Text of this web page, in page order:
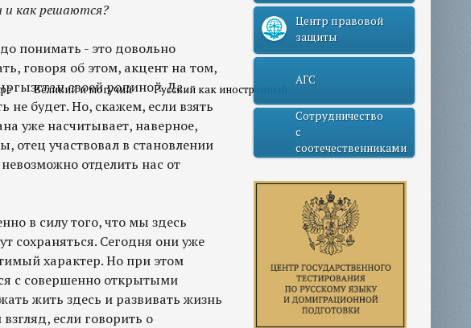
Великий и могучий Русский как иностранный
и как решаются?
понимать - это довольно
говоря об этом, акцент на том,
своей родиной. Да,
не будет. Но, скажем, если взять
уже насчитывает, наверное,
отец участвовал в становлении
отделить нас от
в силу того, что мы здесь
сохраняться. Сегодня они уже
характер. Но при этом
с совершенно открытыми
жить здесь и развивать жизнь
если говорить о
Центр правовой
защиты
АГС
Сотрудничество
с
соотечественниками